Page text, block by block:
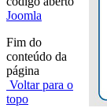
Joomla
Fim do
conteúdo da
página
Voltar para o
topo